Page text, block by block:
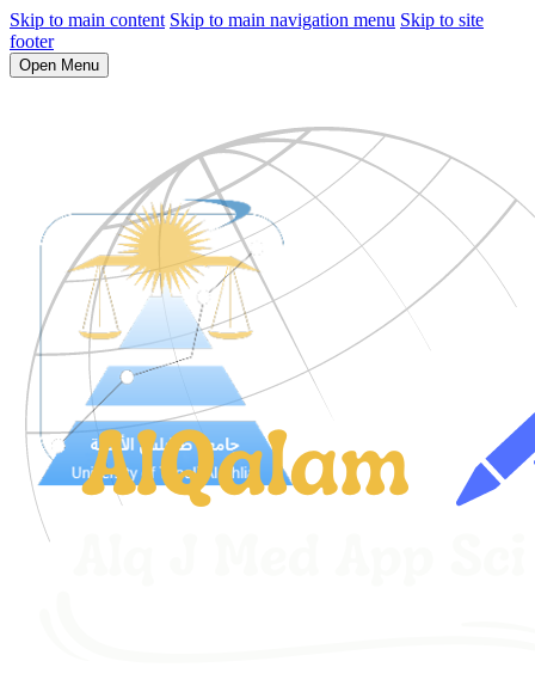
Skip to main content Skip to main navigation menu Skip to site
footer
Open Menu